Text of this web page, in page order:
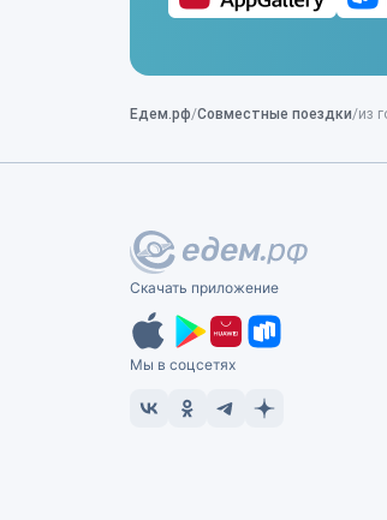
Едем.рф Совместные поездки из
Скачать приложение
Мы в соцсетях